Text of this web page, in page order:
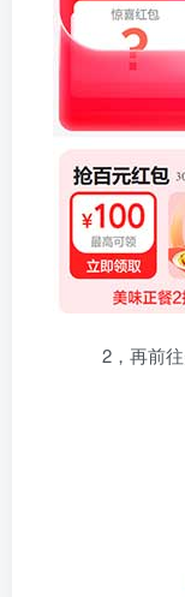
2，再前